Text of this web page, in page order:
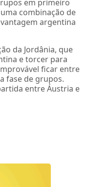
em primeiro
combinação de
argentina
da Jordânia, que
e torcer para
ficar entre
fase de grupos.
entre Áustria e